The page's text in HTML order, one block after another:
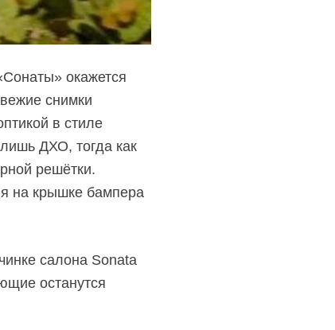
окажется
снимки
в стиле
ДХО, тогда как
решётки.
на крышке бампера
салона Sonata
останутся